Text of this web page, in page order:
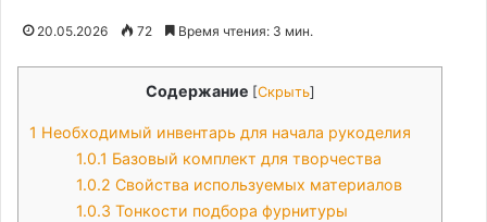
20.05.2026 72 Время чтения: 3 мин.
Содержание [Скрыть]
1 Необходимый инвентарь для начала рукоделия
1.0.1 Базовый комплект для творчества
1.0.2 Свойства используемых материалов
1.0.3 Тонкости подбора фурнитуры